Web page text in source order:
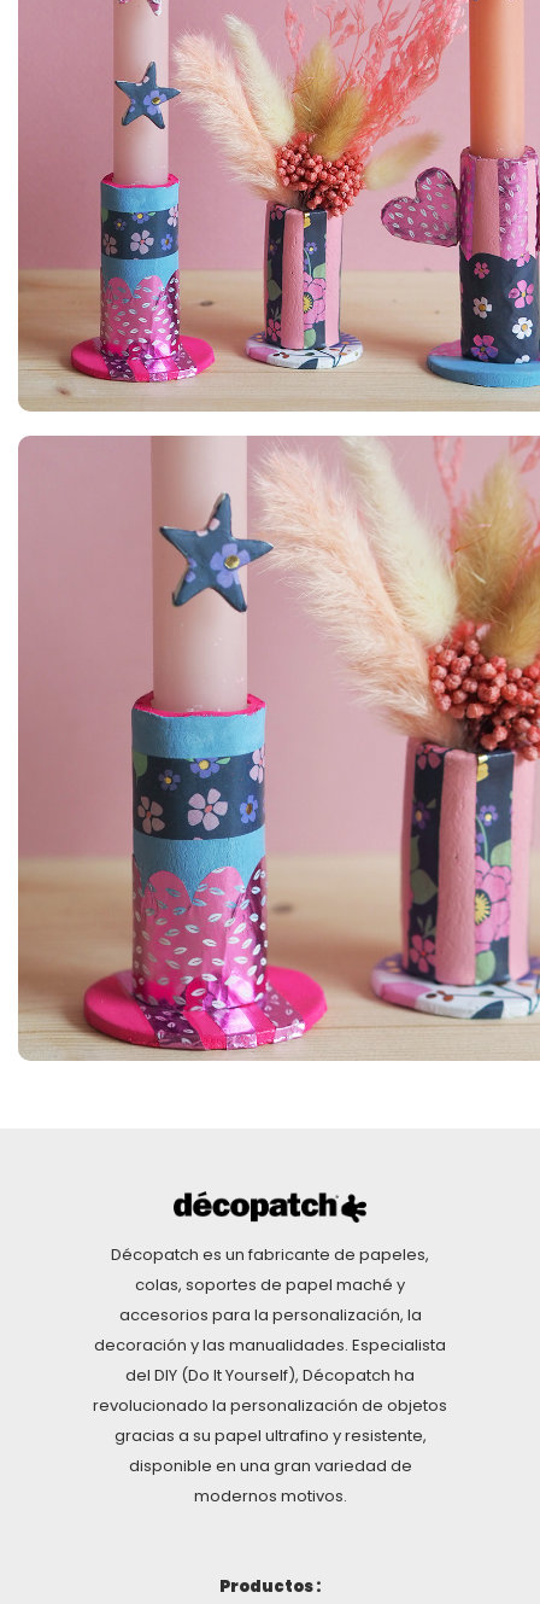
Décopatch es un fabricante de papeles,
colas, soportes de papel maché y
accesorios para la personalización, la
decoración y las manualidades. Especialista
del DIY (Do It Yourself), Décopatch ha
revolucionado la personalización de objetos
gracias a su papel ultrafino y resistente,
disponible en una gran variedad de
modernos motivos.
Productos :